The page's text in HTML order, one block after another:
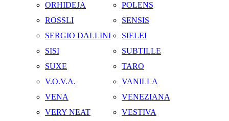
ORHIDEJA
POLENS
ROSSLI
SENSIS
SERGIO DALLINI
SIELEI
SISI
SUBTILLE
SUXE
TARO
V.O.V.A.
VANILLA
VENA
VENEZIANA
VERY NEAT
VESTIVA